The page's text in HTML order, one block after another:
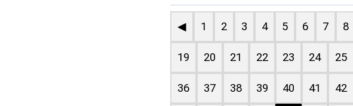
◀ 1 2 3 4 5 6 7 8
19 20 21 22 23 24 25
36 37 38 39 40 41 42